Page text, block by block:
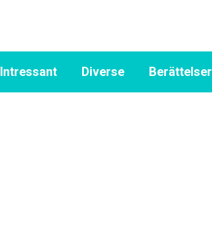
Intressant Diverse Berättelser